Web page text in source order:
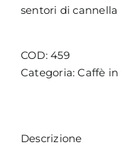
sentori di cannella
COD:459
Categoria:Caffè in
Descrizione